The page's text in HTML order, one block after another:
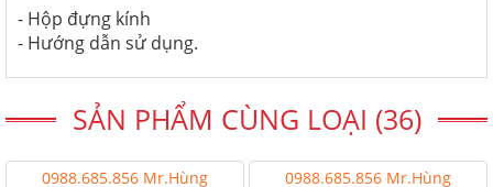
- Hộp đựng kính
- Hướng dẫn sử dụng.
SẢN PHẨM CÙNG LOẠI (36)
0988.685.856 Mr.Hùng 0988.685.856 Mr.Hùng